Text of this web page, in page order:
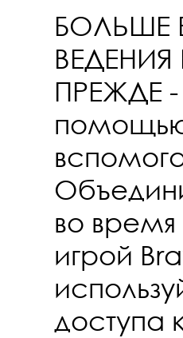
БОЛЬШЕ
ПРЕЖДЕ -
во
игрой
доступа